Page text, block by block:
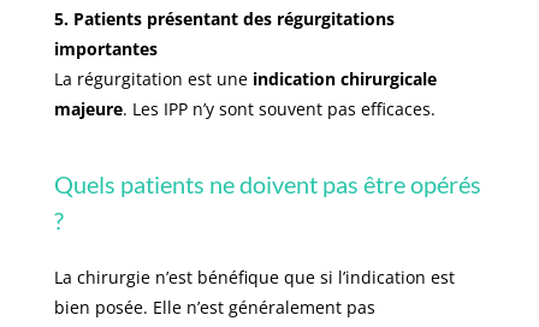
5. Patients présentant des régurgitations
importantes
La régurgitation est une indication chirurgicale
majeure. Les IPP n’y sont souvent pas efficaces.
Quels patients ne doivent pas être opérés
?
La chirurgie n’est bénéfique que si l’indication est
bien posée. Elle n’est généralement pas